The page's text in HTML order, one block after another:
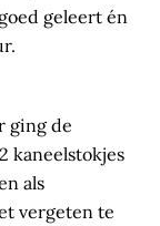
geleert én
ging de
kaneelstokjes
als
vergeten te